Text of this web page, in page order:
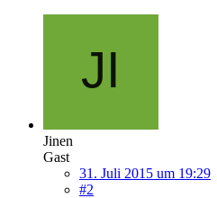
Jinen
Gast
31. Juli 2015 um 19:29
#2